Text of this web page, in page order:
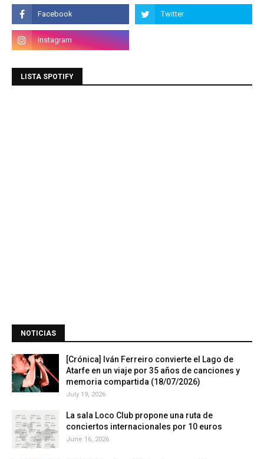
LISTA SPOTIFY
NOTICIAS
[Crónica] Iván Ferreiro convierte el Lago de
Atarfe en un viaje por 35 años de canciones y
memoria compartida (18/07/2026)
July 19, 2026
La sala Loco Club propone una ruta de
conciertos internacionales por 10 euros
June 16, 2026